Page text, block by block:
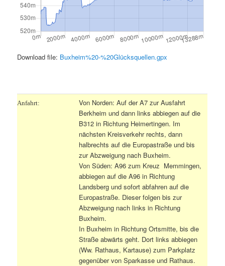
Download file: Buxheim%20-%20Glücksquellen.gpx
Anfahrt:
Von Norden: Auf der A7 zur Ausfahrt
Berkheim und dann links abbiegen auf die
B312 in Richtung Heimertingen. Im
nächsten Kreisverkehr rechts, dann
halbrechts auf die Europastraße und bis
zur Abzweigung nach Buxheim.
Von Süden: A96 zum Kreuz Memmingen,
abbiegen auf die A96 in Richtung
Landsberg und sofort abfahren auf die
Europastraße. Dieser folgen bis zur
Abzweigung nach links in Richtung
Buxheim.
In Buxheim in Richtung Ortsmitte, bis die
Straße abwärts geht. Dort links abbiegen
(Ww. Rathaus, Kartause) zum Parkplatz
gegenüber von Sparkasse und Rathaus.